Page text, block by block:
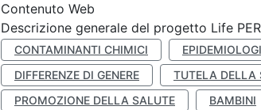
Contenuto Web
Descrizione generale del progetto Life
CONTAMINANTI CHIMICI
DIFFERENZE DI GENERE
TUTELA DELLA
PROMOZIONE DELLA SALUTE
BAMBINI